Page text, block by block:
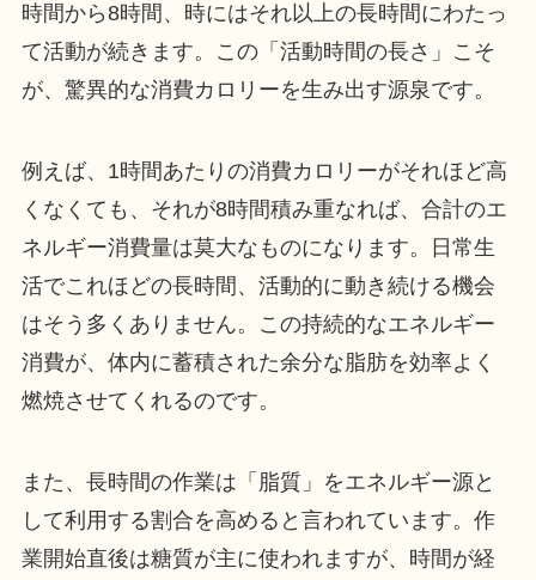
時間から8時間、時にはそれ以上の長時間にわたっ
て活動が続きます。この「活動時間の長さ」こそ
が、驚異的な消費カロリーを生み出す源泉です。
例えば、1時間あたりの消費カロリーがそれほど高
くなくても、それが8時間積み重なれば、合計のエ
ネルギー消費量は莫大なものになります。日常生
活でこれほどの長時間、活動的に動き続ける機会
はそう多くありません。この持続的なエネルギー
消費が、体内に蓄積された余分な脂肪を効率よく
燃焼させてくれるのです。
また、長時間の作業は「脂質」をエネルギー源と
して利用する割合を高めると言われています。作
業開始直後は糖質が主に使われますが、時間が経